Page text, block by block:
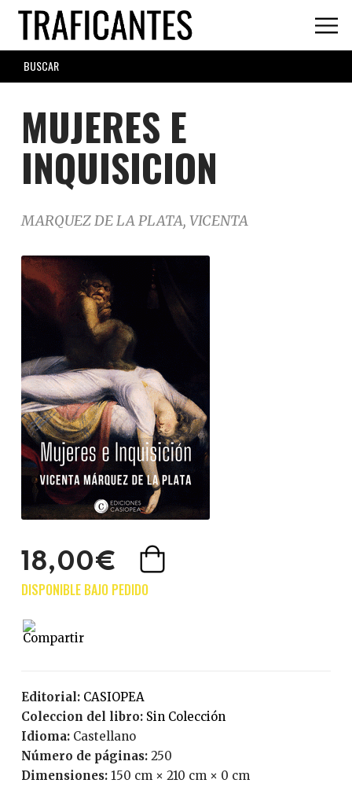
Skip
main
content
SEARCH
FORM
MUJERES E
INQUISICION
MARQUEZ DE LA PLATA, VICENTA
18,00€
Editorial:
CASIOPEA
Coleccion del libro:
Sin Colección
Idioma:
Castellano
Número de páginas:
250
Dimensiones: 150 cm × 210 cm × 0 cm